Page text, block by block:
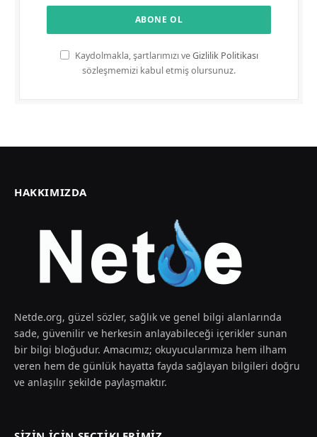
Kaydolmakla, şartlarımızı veGizlilik Politikası
sözleşmemizi kabul etmiş olursunuz.
HAKKIMIZDA
Netde.org, güzel sözler, sağlık ve genel bilgi alanlarında
sade, güvenilir ve herkesin anlayabileceği içerikler sunan
bir bilgi bloğudur. Amacımız; okuyucularımıza hem ilham
veren hem de günlük hayatta fayda sağlayan bilgileri doğru
ve anlaşılır şekilde paylaşmaktır.